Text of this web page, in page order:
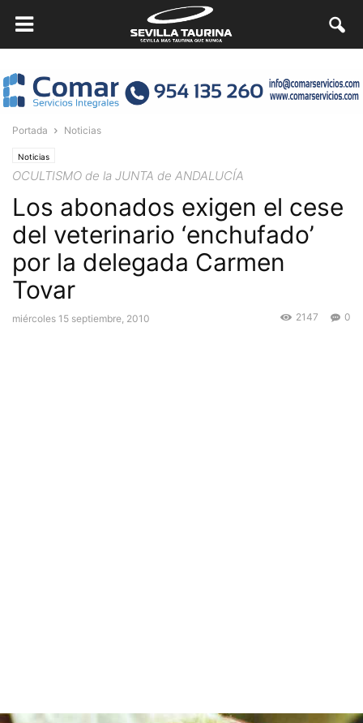
Portada Noticias
Noticias
OCULTISMO de la JUNTA de ANDALUCÍA
Los abonados exigen el cese
del veterinario ‘enchufado’
por la delegada Carmen
Tovar
miércoles 15 septiembre, 2010 0
2147